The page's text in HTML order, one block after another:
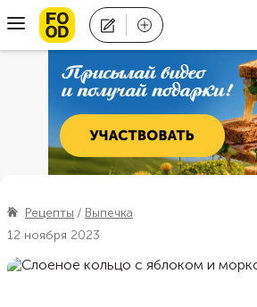
Рецепты
Выпечка
12 ноября 2023